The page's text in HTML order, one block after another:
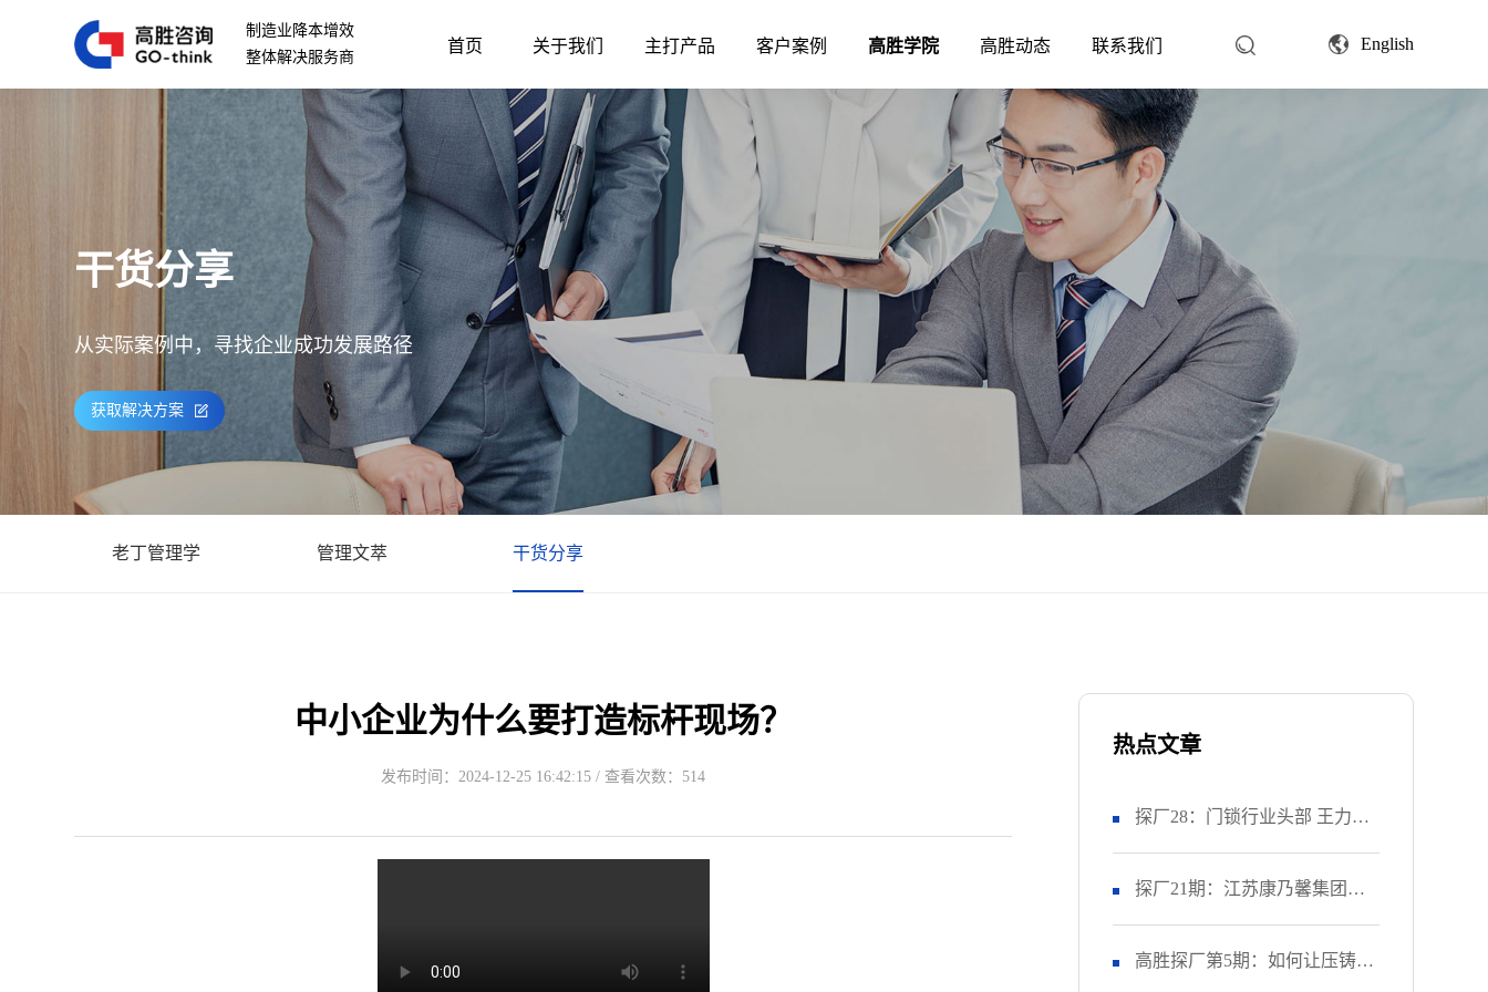
制造业降本增效
整体解决服务商
首页 关于我们 主打产品 客户案例 高胜学院 高胜动态 联系我们 English
干货分享
从实际案例中，寻找企业成功发展路径
获取解决方案
老丁管理学 管理文萃 干货分享
中小企业为什么要打造标杆现场？
发布时间：2024-12-25 16:42:15 / 查看次数：514
热点文章
探厂28：门锁行业头部 王力安
防 如何推进精益生产项目？
（上）
探厂21期：江苏康乃馨集团如
何让工厂的OEE提升28%？
高胜探厂第5期：如何让压铸上